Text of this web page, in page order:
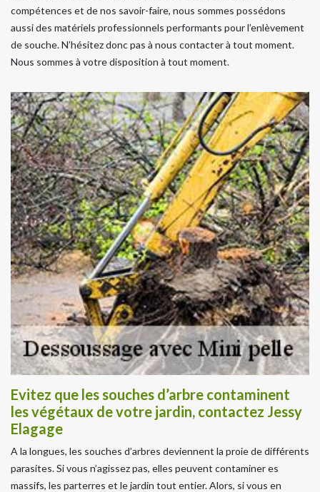
compétences et de nos savoir-faire, nous sommes possédons
aussi des matériels professionnels performants pour l’enlèvement
de souche. N’hésitez donc pas à nous contacter à tout moment.
Nous sommes à votre disposition à tout moment.
Evitez que les souches d’arbre contaminent
les végétaux de votre jardin, contactez Jessy
Elagage
A la longues, les souches d’arbres deviennent la proie de différents
parasites. Si vous n’agissez pas, elles peuvent contaminer es
massifs, les parterres et le jardin tout entier. Alors, si vous en